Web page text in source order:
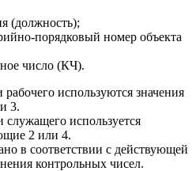
(должность);
порядковый номер объекта
число (КЧ).
используются значения
3.
используется
2 или 4.
в соответствии с действующей
контрольных чисел.